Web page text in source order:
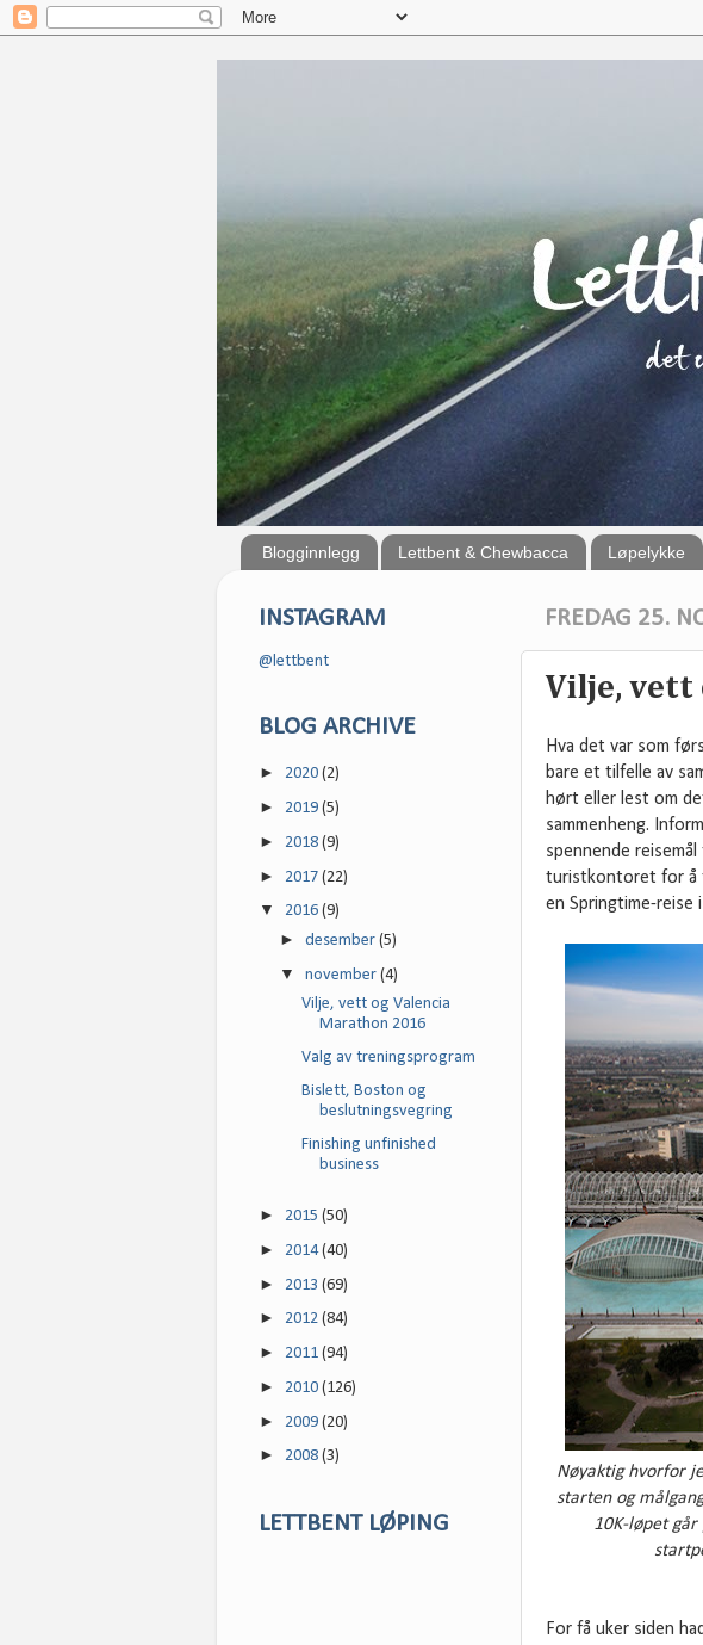
Blogginnlegg Lettbent & Chewbacca Løpelykke
FREDAG 25.
Vilje, vett
Hva det var som
bare et tilfelle av
hørt eller lest om
sammenheng.
spennende
turistkontoret for å
en Springtime-reise
Nøyaktig hvorfor
starten og
10K-løpet
For få uker siden
INSTAGRAM
@lettbent
BLOG ARCHIVE
► 2020 (2)
► 2019 (5)
► 2018 (9)
► 2017 (22)
▼ 2016 (9)
►desember(5)
▼november(4)
Vilje, vett og Valencia
Marathon 2016
Valg av treningsprogram
Bislett, Boston og
beslutningsvegring
Finishing unfinished
business
► 2015 (50)
► 2014(40)
► 2013 (69)
► 2012 (84)
► 2011 (94)
► 2010 (126)
► 2009 (20)
► 2008 (3)
LETTBENT LØPING